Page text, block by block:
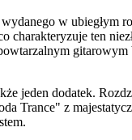
w ubiegłym
ten
jeden dodatek.
Trance" z